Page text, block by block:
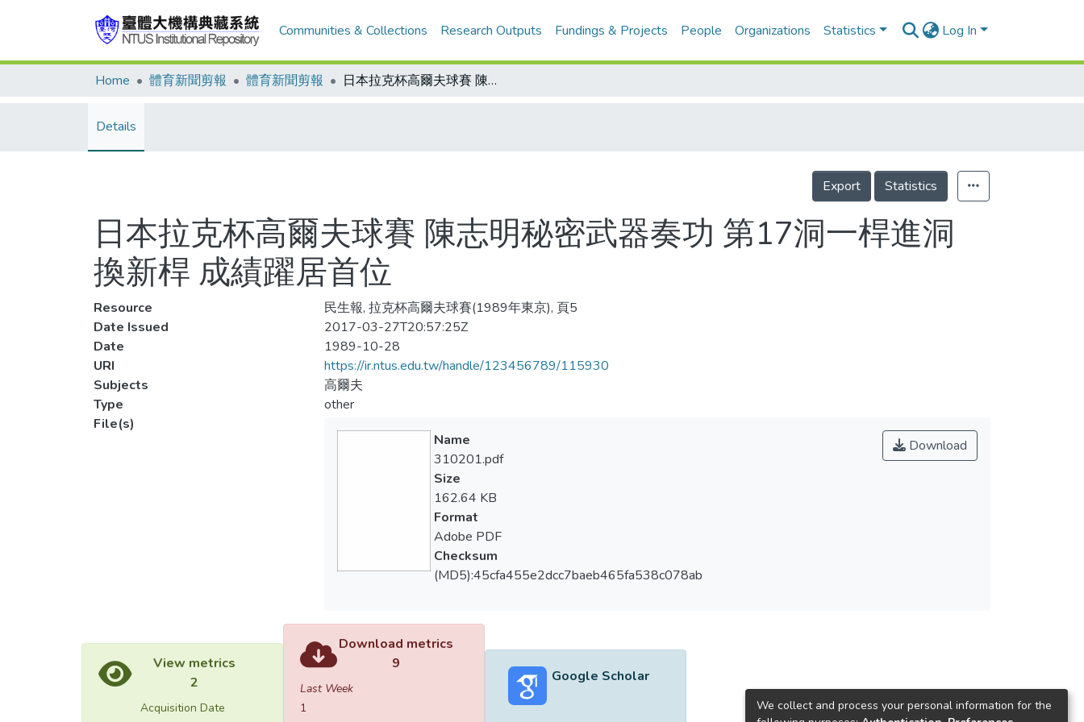
Communities & Collections Research Outputs Fundings & Projects People Organizations Statistics Log In
Home 體育新聞剪報 體育新聞剪報 日本拉克杯高爾夫球賽 陳志明秘密武器奏功 第17洞一桿進洞 換新桿 成績躍居首位
Details
Export Statistics
日本拉克杯高爾夫球賽 陳志明秘密武器奏功 第17洞一桿進洞
換新桿 成績躍居首位
Resource
民生報, 拉克杯高爾夫球賽(1989年東京), 頁5
Date Issued
2017-03-27T20:57:25Z
Date
1989-10-28
URI
https://ir.ntus.edu.tw/handle/123456789/115930
Subjects
高爾夫
Type
other
File(s)
Download
Name
310201.pdf
Size
162.64 KB
Format
Adobe PDF
Checksum
(MD5):45cfa455e2dcc7baeb465fa538c078ab
View metrics
2
Acquisition Date
Download metrics
9
Last Week
1
Google Scholar
We collect and process your personal information for the